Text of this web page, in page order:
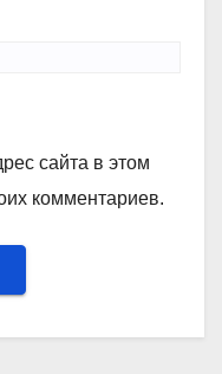
сайта в этом
комментариев.